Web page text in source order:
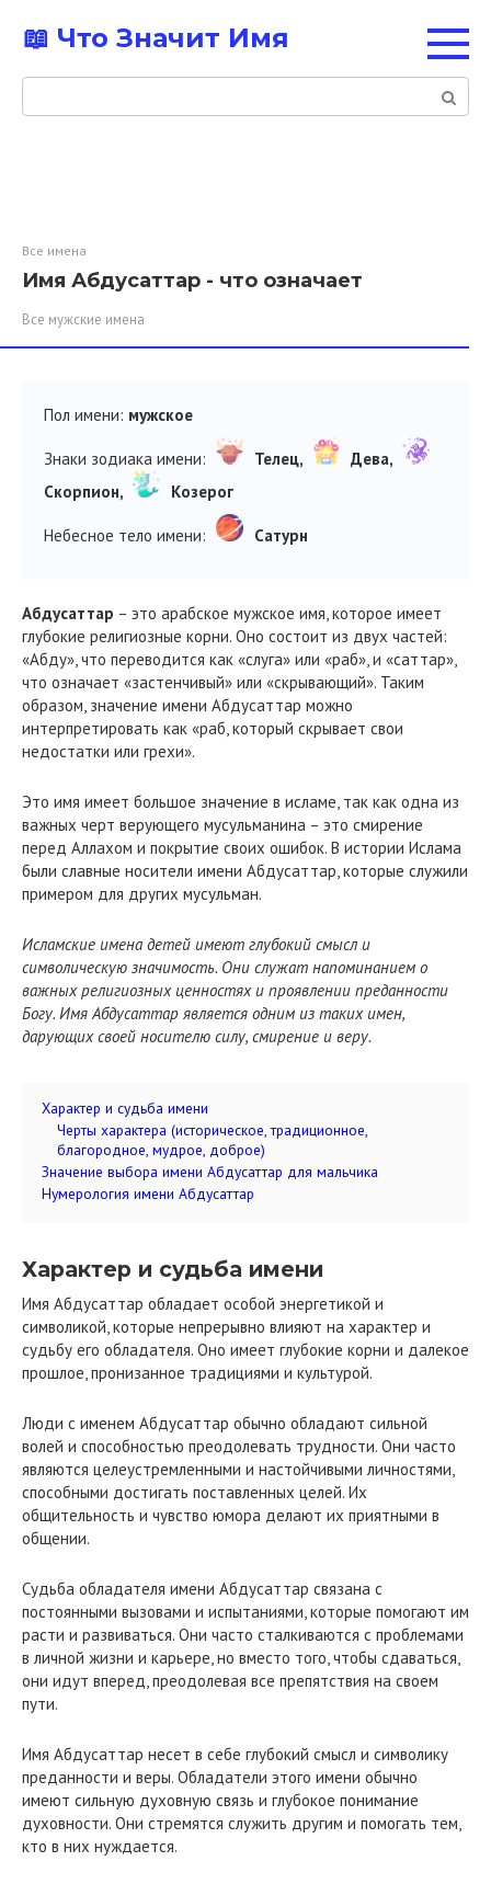
контенту
📖 Что Значит Имя
Поиск:
Все имена
Имя Абдусаттар - что означает
Все мужские имена
Пол имени: мужское
Знаки зодиака имени: Телец,
Дева,
Скорпион,
Козерог
Небесное тело имени: Сатурн
Абдусаттар – это арабское мужское имя, которое имеет
глубокие религиозные корни. Оно состоит из двух частей:
«Абду», что переводится как «слуга» или «раб», и «саттар»,
что означает «застенчивый» или «скрывающий». Таким
образом, значение имени Абдусаттар можно
интерпретировать как «раб, который скрывает свои
недостатки или грехи».
Это имя имеет большое значение в исламе, так как одна из
важных черт верующего мусульманина – это смирение
перед Аллахом и покрытие своих ошибок. В истории Ислама
были славные носители имени Абдусаттар, которые служили
примером для других мусульман.
Исламские имена детей имеют глубокий смысл и
символическую значимость. Они служат напоминанием о
важных религиозных ценностях и проявлении преданности
Богу. Имя Абдусаттар является одним из таких имен,
дарующих своей носителю силу, смирение и веру.
Характер и судьба имени
Черты характера (историческое, традиционное,
благородное, мудрое, доброе)
Значение выбора имени Абдусаттар для мальчика
Нумерология имени Абдусаттар
Характер и судьба имени
Имя Абдусаттар обладает особой энергетикой и
символикой, которые непрерывно влияют на характер и
судьбу его обладателя. Оно имеет глубокие корни и далекое
прошлое, пронизанное традициями и культурой.
Люди с именем Абдусаттар обычно обладают сильной
волей и способностью преодолевать трудности. Они часто
являются целеустремленными и настойчивыми личностями,
способными достигать поставленных целей. Их
общительность и чувство юмора делают их приятными в
общении.
Судьба обладателя имени Абдусаттар связана с
постоянными вызовами и испытаниями, которые помогают им
расти и развиваться. Они часто сталкиваются с проблемами
в личной жизни и карьере, но вместо того, чтобы сдаваться,
они идут вперед, преодолевая все препятствия на своем
пути.
Имя Абдусаттар несет в себе глубокий смысл и символику
преданности и веры. Обладатели этого имени обычно
имеют сильную духовную связь и глубокое понимание
духовности. Они стремятся служить другим и помогать тем,
кто в них нуждается.